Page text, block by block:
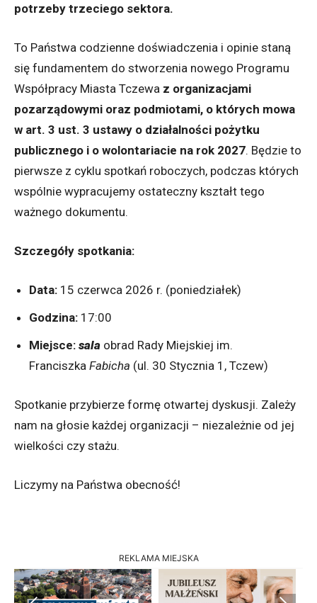
potrzeby trzeciego sektora.
To Państwa codzienne doświadczenia i opinie staną
się fundamentem do stworzenia nowego Programu
Współpracy Miasta Tczewa z organizacjami
pozarządowymi oraz podmiotami, o których mowa
w art. 3 ust. 3 ustawy o działalności pożytku
publicznego i o wolontariacie na rok 2027. Będzie to
pierwsze z cyklu spotkań roboczych, podczas których
wspólnie wypracujemy ostateczny kształt tego
ważnego dokumentu.
Szczegóły spotkania:
Data: 15 czerwca 2026 r. (poniedziałek)
Godzina: 17:00
Miejsce: sala obrad Rady Miejskiej im.
Franciszka Fabicha (ul. 30 Stycznia 1, Tczew)
Spotkanie przybierze formę otwartej dyskusji. Zależy
nam na głosie każdej organizacji – niezależnie od jej
wielkości czy stażu.
Liczymy na Państwa obecność!
REKLAMA MIEJSKA